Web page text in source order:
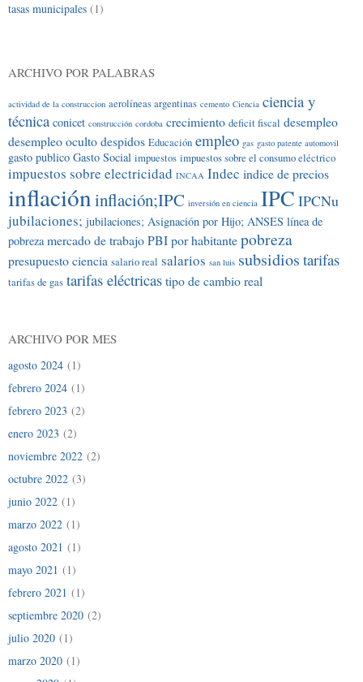
tasas municipales (1)
ARCHIVO POR PALABRAS
actividad de la construccion aerolíneas argentinas cemento Ciencia ciencia y
técnica conicet construcción cordoba crecimiento deficit fiscal desempleo
desempleo ocultodespidos Educación empleo gas gasto patente automovil
gasto publico Gasto Social impuestos impuestos sobre el consumo eléctrico
impuestos sobre electricidad INCAA Indec indice de precios
inflacióninflación;IPC inversión en ciencia IPC IPCNu
jubilaciones; jubilaciones; Asignación por Hijo; ANSES línea de
pobreza mercado de trabajoPBI por habitantepobreza
presupuesto ciencia salario real salarios san luis subsidios tarifas
tarifas de gas tarifas eléctricastipo de cambio real
ARCHIVO POR MES
agosto 2024 (1)
febrero 2024 (1)
febrero 2023 (2)
enero 2023 (2)
noviembre 2022 (2)
octubre 2022 (3)
junio 2022 (1)
marzo 2022 (1)
agosto 2021 (1)
mayo 2021 (1)
febrero 2021 (1)
septiembre 2020 (2)
julio 2020 (1)
marzo 2020 (1)